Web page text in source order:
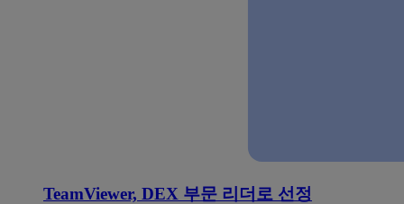
TeamViewer, DEX 부문 리더로 선정